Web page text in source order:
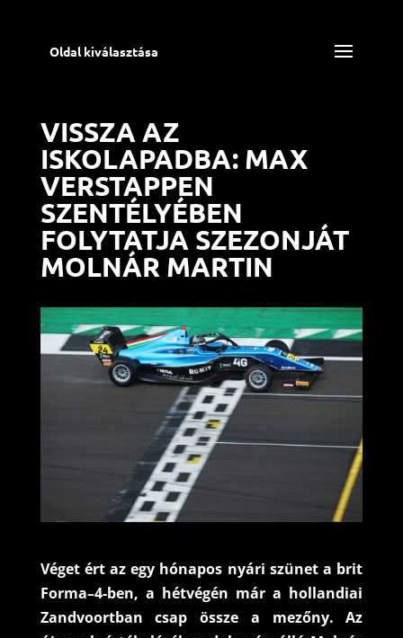
Oldal kiválasztása
VISSZA AZ
ISKOLAPADBA: MAX
VERSTAPPEN
SZENTÉLYÉBEN
FOLYTATJA SZEZONJÁT
MOLNÁR MARTIN
Véget ért az egy hónapos nyári szünet a brit
Forma–4-ben, a hétvégén már a hollandiai
Zandvoortban csap össze a mezőny. Az